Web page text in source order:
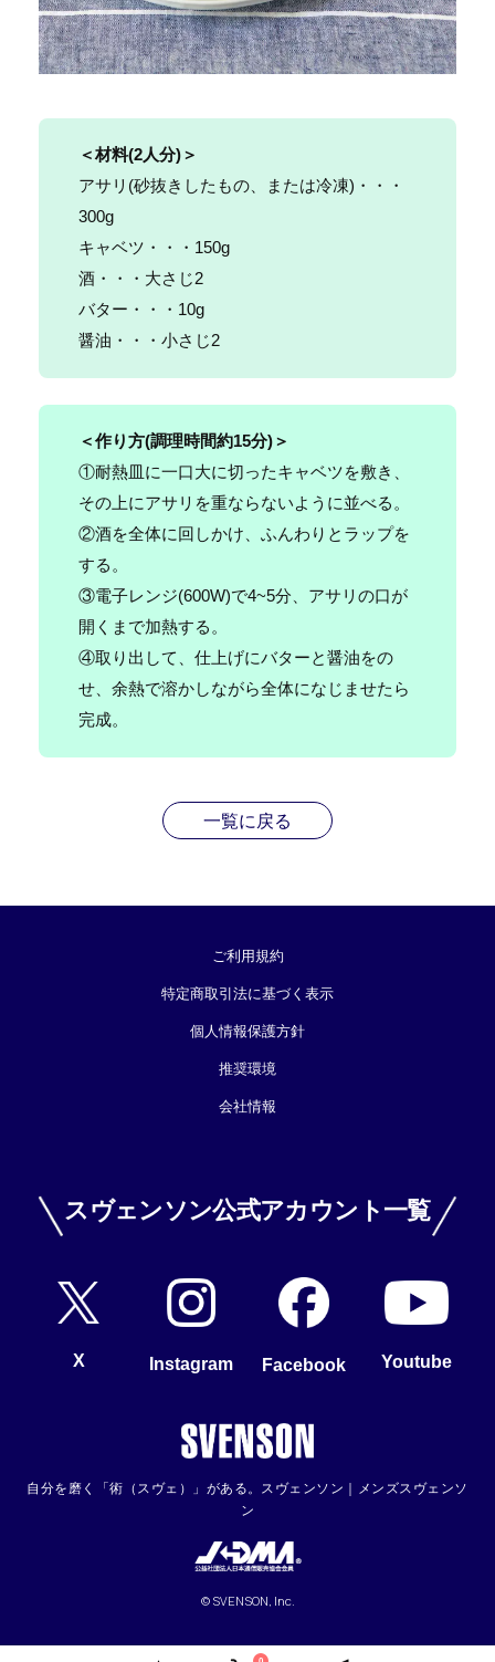
＜材料(2人分)＞
アサリ(砂抜きしたもの、または冷凍)・・・
300g
キャベツ・・・150g
酒・・・大さじ2
バター・・・10g
醤油・・・小さじ2
＜作り方(調理時間約15分)＞
①耐熱皿に一口大に切ったキャベツを敷き、
その上にアサリを重ならないように並べる。
②酒を全体に回しかけ、ふんわりとラップを
する。
③電子レンジ(600W)で4~5分、アサリの口が
開くまで加熱する。
④取り出して、仕上げにバターと醤油をの
せ、余熱で溶かしながら全体になじませたら
完成。
一覧に戻る
ご利用規約
特定商取引法に基づく表示
個人情報保護方針
推奨環境
会社情報
スヴェンソン公式アカウント一覧
X Instagram Facebook Youtube
自分を磨く「術（スヴェ）」がある。スヴェンソン｜メンズスヴェンソ
ン
© SVENSON, Inc.